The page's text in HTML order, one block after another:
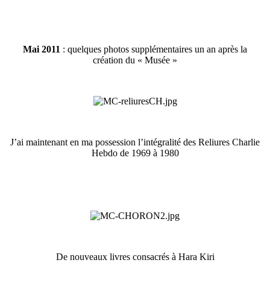
Mai 2011 : quelques photos supplémentaires un an après la
création du « Musée »
J’ai maintenant en ma possession l’intégralité des Reliures Charlie
Hebdo de 1969 à 1980
De nouveaux livres consacrés à Hara Kiri